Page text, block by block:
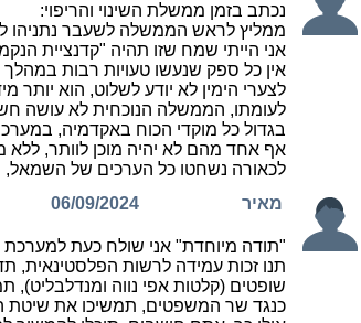
נכתב בזמן ממשלת השינוי והריפוי:
ממליץ לראש הממשלה לשעבר נתניהו
אני הייתי שמח שזו תהיה "קדנציית הנקמה שלו", כל הדברים שהוזנחו במשך 12 השנים
אין כל ספק שנעשו טעויות רבות
לצערי הימין לא יודע לשלוט, הוא יותר
לעומתו, הממשלה הנוכחית לא עושה
בגדול כל מוקדי הכוח באקדמיה,
אף אחד מהם לא יהיה מוכן לוותר,
לכאורה נשחטו כל הערכים של השמאל,
מאיר
06/09/2024
"תודה מיוחדת" אני שולח כעת
שופטים (קלטות אפי נווה
כנגד שר המשפטים, תמשיכו את שיטת